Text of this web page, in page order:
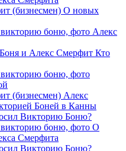
(бизнесмен) О новых
викторию боню, фото Алекс
и Алекс Смерфит Кто
викторию боню, фото
(бизнесмен) Алекс
Боней в Канны
Викторию Боню?
викторию боню, фото О
Смерфита
Викторию Боню?